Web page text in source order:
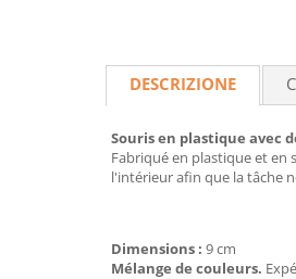
DESCRIZIONE
Souris en plastique avec
Fabriqué en plastique et en
l'intérieur afin que la tâche
Dimensions : 9 cm
Mélange de couleurs.